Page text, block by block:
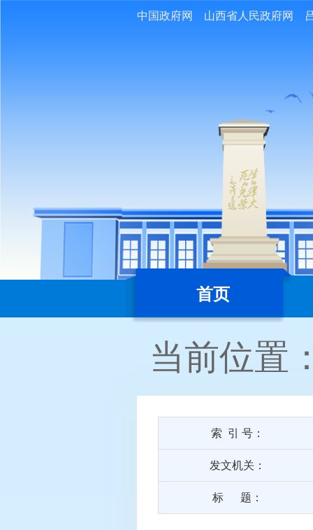
中国政府网 山西省人民政府网
首页
当前位置
索 引 号：
发文机关：
标 题：